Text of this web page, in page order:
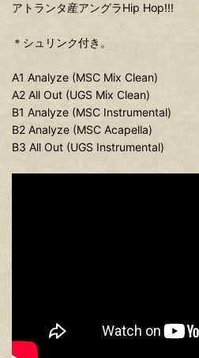
アトランタ産アングラHip Hop!!!
＊シュリンク付き。
A1 Analyze (MSC Mix Clean)
A2 All Out (UGS Mix Clean)
B1 Analyze (MSC Instrumental)
B2 Analyze (MSC Acapella)
B3 All Out (UGS Instrumental)